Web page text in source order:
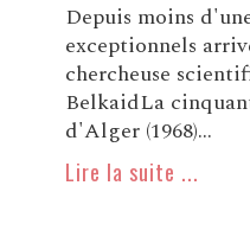
Depuis moins
exceptionnels
chercheuse
BelkaidLa
d'Alger (1968)...
Lire la suite ...